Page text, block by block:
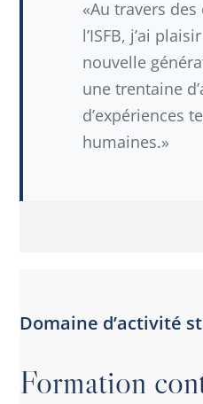
«Au travers
l’ISFB, j’ai
nouvelle
une trentaine
d’expériences
humaines.»
Domaine d’activité
Formation